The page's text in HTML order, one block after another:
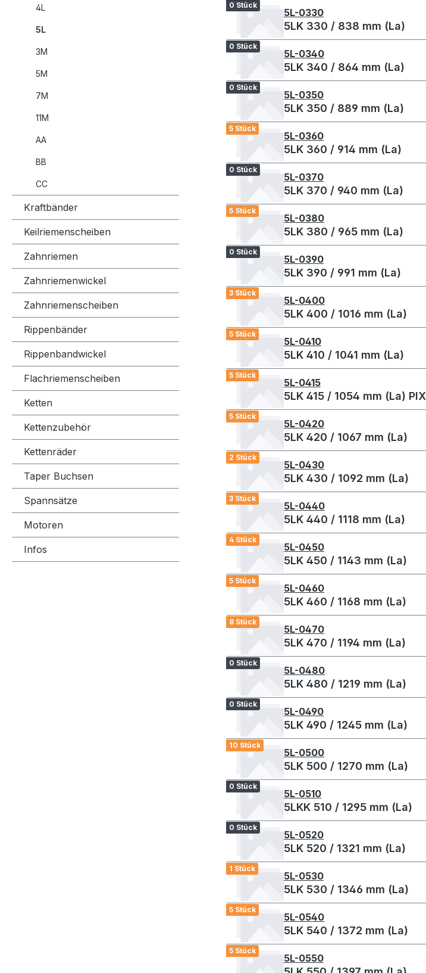
4L
5L
3M
5M
7M
11M
AA
BB
CC
Kraftbänder
Keilriemenscheiben
Zahnriemen
Zahnriemenwickel
Zahnriemenscheiben
Rippenbänder
Rippenbandwickel
Flachriemenscheiben
Ketten
Kettenzubehör
Kettenräder
Taper Buchsen
Spannsätze
Motoren
Infos
0 Stück
5L-0330
5LK 330 / 838 mm (La)
0 Stück
5L-0340
5LK 340 / 864 mm (La)
0 Stück
5L-0350
5LK 350 / 889 mm (La)
5 Stück
5L-0360
5LK 360 / 914 mm (La)
0 Stück
5L-0370
5LK 370 / 940 mm (La)
5 Stück
5L-0380
5LK 380 / 965 mm (La)
0 Stück
5L-0390
5LK 390 / 991 mm (La)
3 Stück
5L-0400
5LK 400 / 1016 mm (La)
5 Stück
5L-0410
5LK 410 / 1041 mm (La)
5 Stück
5L-0415
5LK 415 / 1054 mm (La) PIX
5 Stück
5L-0420
5LK 420 / 1067 mm (La)
2 Stück
5L-0430
5LK 430 / 1092 mm (La)
3 Stück
5L-0440
5LK 440 / 1118 mm (La)
4 Stück
5L-0450
5LK 450 / 1143 mm (La)
5 Stück
5L-0460
5LK 460 / 1168 mm (La)
8 Stück
5L-0470
5LK 470 / 1194 mm (La)
0 Stück
5L-0480
5LK 480 / 1219 mm (La)
0 Stück
5L-0490
5LK 490 / 1245 mm (La)
10 Stück
5L-0500
5LK 500 / 1270 mm (La)
0 Stück
5L-0510
5LKK 510 / 1295 mm (La)
0 Stück
5L-0520
5LK 520 / 1321 mm (La)
1 Stück
5L-0530
5LK 530 / 1346 mm (La)
5 Stück
5L-0540
5LK 540 / 1372 mm (La)
5 Stück
5L-0550